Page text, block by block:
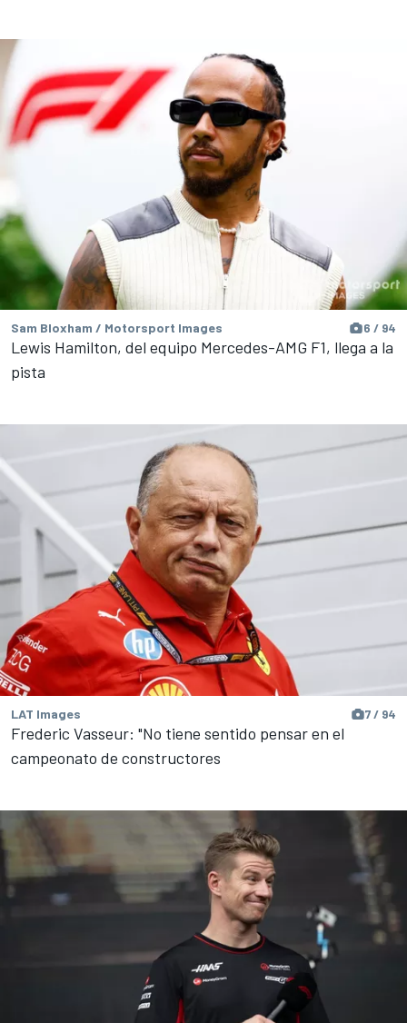
Sam Bloxham / Motorsport Images 6 / 94
Lewis Hamilton, del equipo Mercedes-AMG F1, llega a la
pista
LAT Images 7 / 94
Frederic Vasseur: "No tiene sentido pensar en el
campeonato de constructores